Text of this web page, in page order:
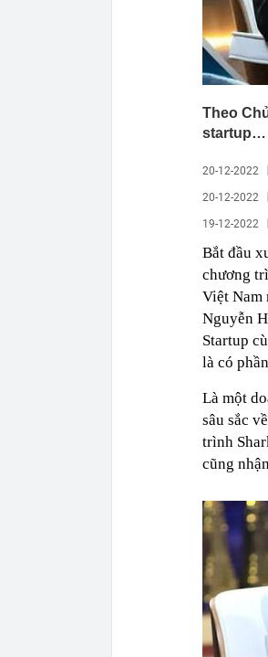
Theo
startup…
20-12-2022
20-12-2022
19-12-2022
Bắt đầu
chương
Việt Nam
Nguyễn
Startup
là có
Là một
sâu sắc
trình
cũng